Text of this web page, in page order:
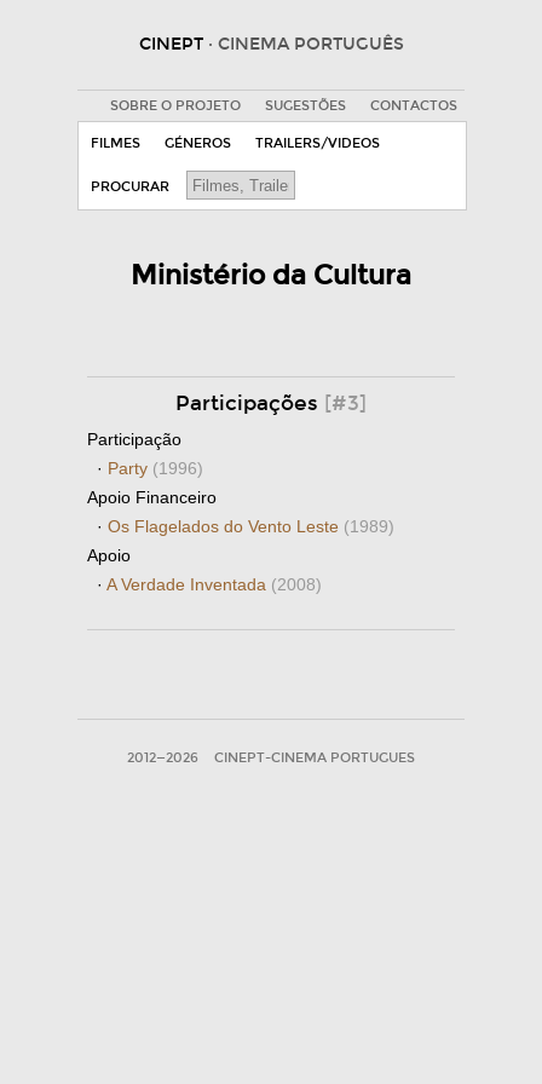
CINEPT · CINEMA PORTUGUÊS
SOBRE O PROJETO SUGESTÕES CONTACTOS
FILMES GÉNEROS TRAILERS/VIDEOS
PROCURAR
Ministério da Cultura
Participações [#3]
Participação
· Party (1996)
Apoio Financeiro
· Os Flagelados do Vento Leste (1989)
Apoio
· A Verdade Inventada (2008)
2012—2026 CINEPT-CINEMA PORTUGUES